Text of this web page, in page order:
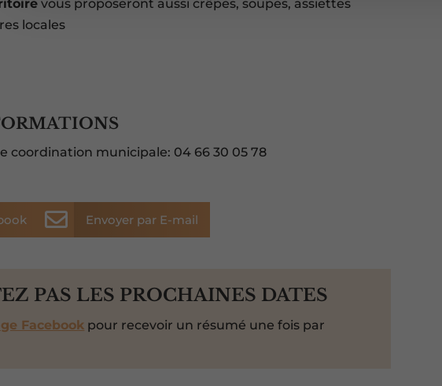
vous proposeront aussi crêpes, soupes, assiettes
locales
coordination municipale: 04 66 30 05 78
 Envoyer par E-mail
PAS LES PROCHAINES DATES
Facebook pour recevoir un résumé une fois par